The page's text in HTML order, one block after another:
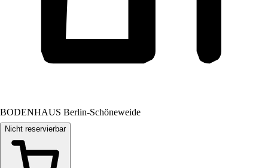
BODENHAUS Berlin-Schöneweide
Nicht reservierbar